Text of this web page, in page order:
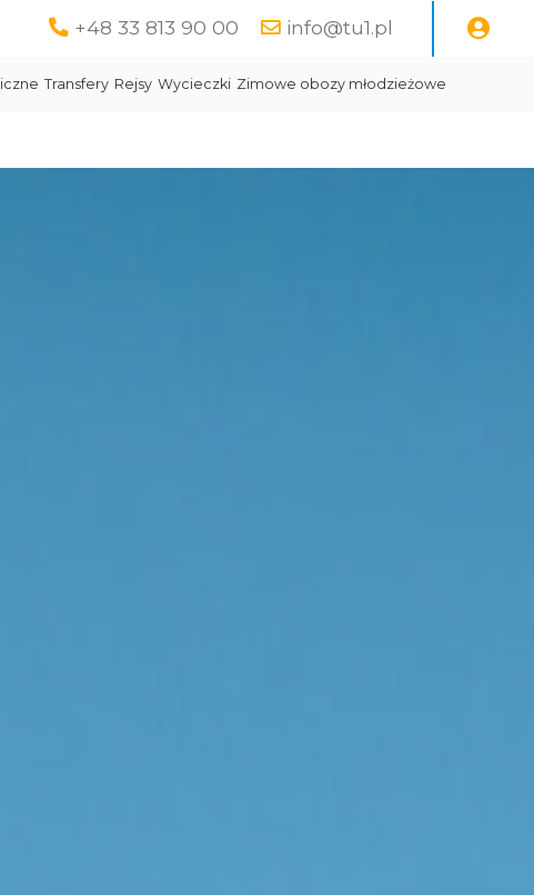
+48 33 813 90 00 info@tu1.pl
Transfery Rejsy Wycieczki Zimowe obozy młodzieżowe